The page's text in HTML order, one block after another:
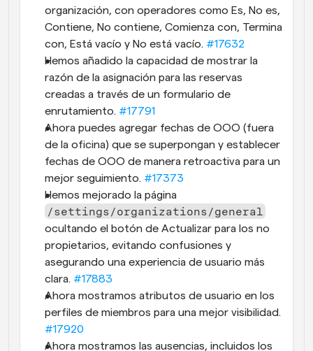
organización, con operadores como Es, No es,
Contiene, No contiene, Comienza con, Termina
con, Está vacío y No está vacío. #17632
Hemos añadido la capacidad de mostrar la
razón de la asignación para las reservas
creadas a través de un formulario de
enrutamiento. #17791
Ahora puedes agregar fechas de OOO (fuera
de la oficina) que se superpongan y establecer
fechas de OOO de manera retroactiva para un
mejor seguimiento. #17373
/settings/organizations/general
ocultando el botón de Actualizar para los no
propietarios, evitando confusiones y
asegurando una experiencia de usuario más
clara. #17883
Ahora mostramos atributos de usuario en los
#17920
Ahora mostramos las ausencias, incluidos los